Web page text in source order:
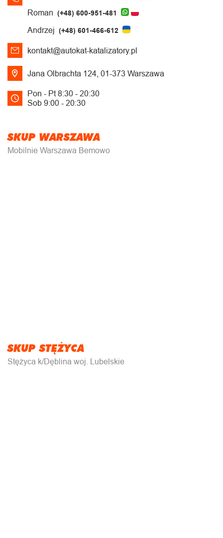
Roman (+48) 600-951-481
Andrzej (+48) 601-466-612
kontakt@autokat-katalizatory.pl
Jana Olbrachta 124, 01-373 Warszawa
Pon - Pt 8:30 - 20:30
Sob 9:00 - 20:30
SKUP WARSZAWA
Mobilnie Warszawa Bemowo
SKUP STĘŻYCA
Stężyca k/Dęblina woj. Lubelskie